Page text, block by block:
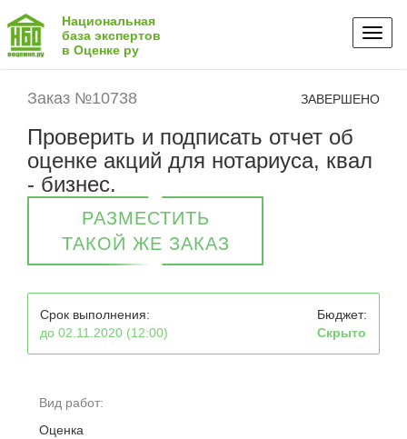
Национальная
база экспертов
в Оценке ру
Заказ №10738 ЗАВЕРШЕНО
Проверить и подписать отчет об
оценке акций для нотариуса, квал
- бизнес.
РАЗМЕСТИТЬ
ТАКОЙ ЖЕ ЗАКАЗ
Срок выполнения:
до 02.11.2020 (12:00)
Бюджет:
Скрыто
Вид работ:
Оценка